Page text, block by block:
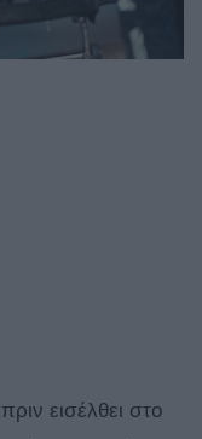
εισέλθει στο